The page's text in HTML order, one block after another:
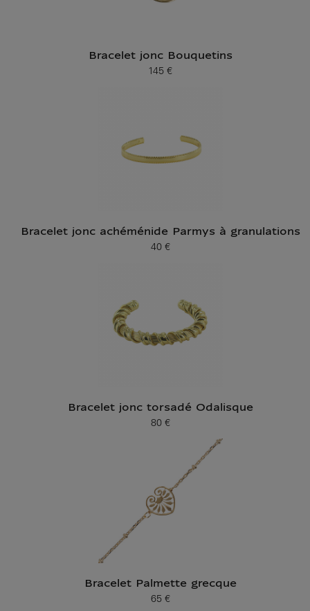
Bracelet jonc Bouquetins
Prix ​​actuel
145 €
Bracelet jonc achéménide Parmys à granulations
Prix ​​actuel
40 €
Bracelet jonc torsadé Odalisque
Prix ​​actuel
80 €
Bracelet Palmette grecque
Prix ​​actuel
65 €